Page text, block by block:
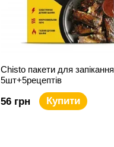
Chisto пакети для запікання
5шт+5рецептів
56 грн Купити